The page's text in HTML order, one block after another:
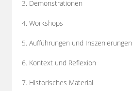
3. Demonstrationen
4. Workshops
5. Aufführungen und Inszenierungen
6. Kontext und Reflexion
7. Historisches Material